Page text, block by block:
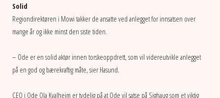
Solid
Regiondirektøren i Mowi takker de ansatte ved anlegget for innsatsen over
mange år og ikke minst den siste tiden.
– Ode er en solid aktør innen torskeoppdrett, som vil videreutvikle anlegget
på en god og bærekraftig måte, sier Hasund.
CEO i Ode Ola Kvalheim er tydelig på at Ode vil satse på Sighaug som et viktig